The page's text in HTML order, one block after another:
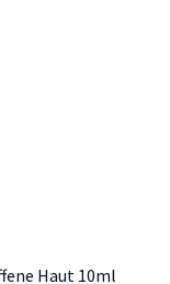
Haut 10ml